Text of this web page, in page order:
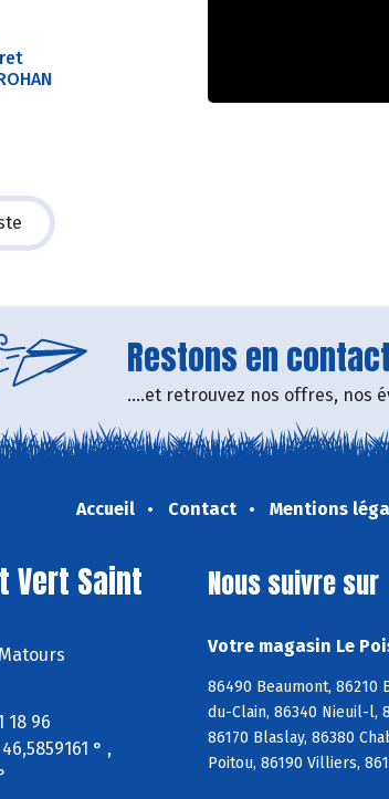
Restons en
....et retrouvez nos offres, nos
Accueil Contact Mentions
Vert Saint
18 96
46,5859161 ° ,
Nous suivre sur
Votre magasin Le
86490 Beaumont, 86210
du-Clain, 86340 Nieuil-l,
86170 Blaslay, 86380
Poitou, 86190 Villiers,